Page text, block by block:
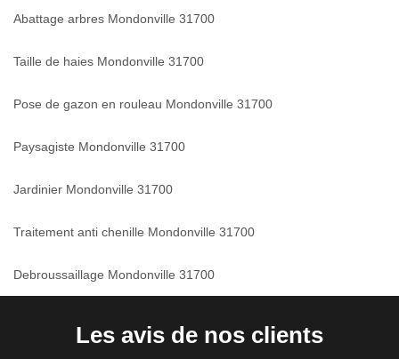
Abattage arbres Mondonville 31700
Taille de haies Mondonville 31700
Pose de gazon en rouleau Mondonville 31700
Paysagiste Mondonville 31700
Jardinier Mondonville 31700
Traitement anti chenille Mondonville 31700
Debroussaillage Mondonville 31700
Les avis de nos clients